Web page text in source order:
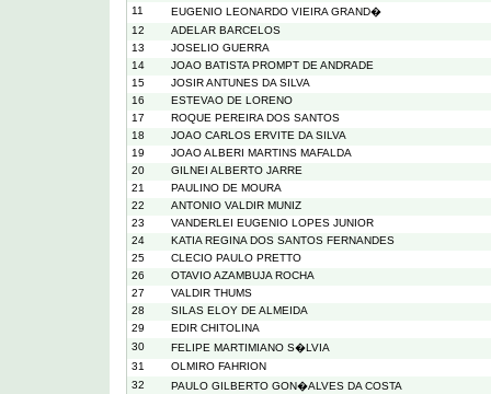
11
EUGENIO LEONARDO VIEIRA GRAND�
12
ADELAR BARCELOS
13
JOSELIO GUERRA
14
JOAO BATISTA PROMPT DE ANDRADE
15
JOSIR ANTUNES DA SILVA
16
ESTEVAO DE LORENO
17
ROQUE PEREIRA DOS SANTOS
18
JOAO CARLOS ERVITE DA SILVA
19
JOAO ALBERI MARTINS MAFALDA
20
GILNEI ALBERTO JARRE
21
PAULINO DE MOURA
22
ANTONIO VALDIR MUNIZ
23
VANDERLEI EUGENIO LOPES JUNIOR
24
KATIA REGINA DOS SANTOS FERNANDES
25
CLECIO PAULO PRETTO
26
OTAVIO AZAMBUJA ROCHA
27
VALDIR THUMS
28
SILAS ELOY DE ALMEIDA
29
EDIR CHITOLINA
30
FELIPE MARTIMIANO S�LVIA
31
OLMIRO FAHRION
32
PAULO GILBERTO GON�ALVES DA COSTA